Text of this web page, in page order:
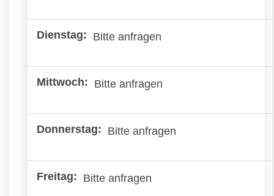
Bitte anfragen
Bitte anfragen
Bitte anfragen
Bitte anfragen